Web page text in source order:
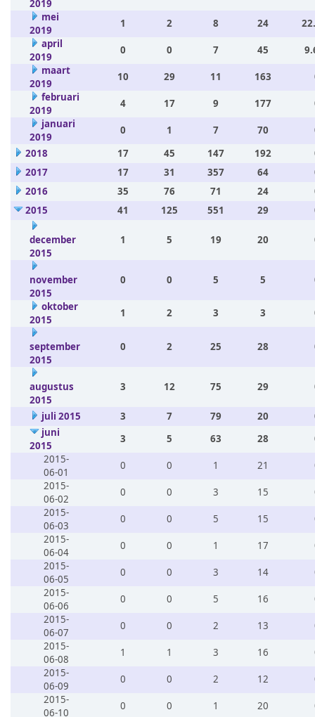
2019
mei
2019
1 2 8 24
april
2019
0 0 7 45
maart
2019
10 29 11 163
februari
2019
4 17 9 177
januari
2019
0 1 7 70
2018
17 45 147 192
2017
17 31 357 64
2016
35 76 71 24
2015
41 125 551 29
december
2015
1 5 19 20
november
2015
0 0 5 5
oktober
2015
1 2 3 3
september
2015
0 2 25 28
augustus
2015
3 12 75 29
juli 2015 3 7 79 20
juni
2015
3 5 63 28
2015-
06-01
0 0 1 21
2015-
06-02
0 0 3 15
2015-
06-03
0 0 5 15
2015-
06-04
0 0 1 17
2015-
06-05
0 0 3 14
2015-
06-06
0 0 5 16
2015-
06-07
0 0 2 13
2015-
06-08
1 1 3 16
2015-
06-09
0 0 2 12
2015-
06-10
0 0 1 20